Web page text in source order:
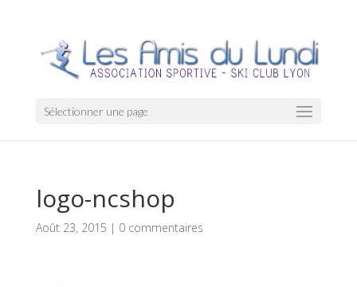
Sélectionner une page
logo-ncshop
Août 23, 2015 | 0 commentaires